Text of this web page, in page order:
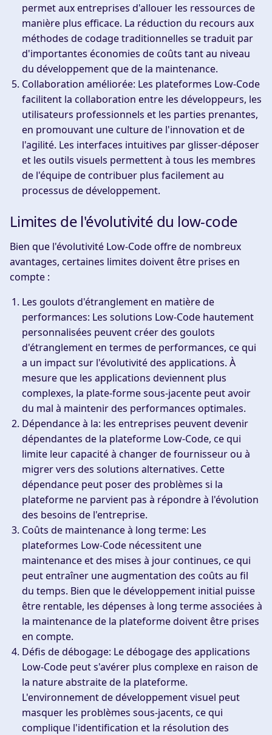
permet aux entreprises d'allouer les ressources de
manière plus efficace. La réduction du recours aux
méthodes de codage traditionnelles se traduit par
d'importantes économies de coûts tant au niveau
du développement que de la maintenance.
Collaboration améliorée: Les plateformes Low-Code
facilitent la collaboration entre les développeurs, les
utilisateurs professionnels et les parties prenantes,
en promouvant une culture de l'innovation et de
l'agilité. Les interfaces intuitives par glisser-déposer
et les outils visuels permettent à tous les membres
de l'équipe de contribuer plus facilement au
processus de développement.
Limites de l'évolutivité du low-code
Bien que l'évolutivité Low-Code offre de nombreux
avantages, certaines limites doivent être prises en
compte :
Les goulots d'étranglement en matière de
performances: Les solutions Low-Code hautement
personnalisées peuvent créer des goulots
d'étranglement en termes de performances, ce qui
a un impact sur l'évolutivité des applications. À
mesure que les applications deviennent plus
complexes, la plate-forme sous-jacente peut avoir
du mal à maintenir des performances optimales.
Dépendance à la: les entreprises peuvent devenir
dépendantes de la plateforme Low-Code, ce qui
limite leur capacité à changer de fournisseur ou à
migrer vers des solutions alternatives. Cette
dépendance peut poser des problèmes si la
plateforme ne parvient pas à répondre à l'évolution
des besoins de l'entreprise.
Coûts de maintenance à long terme: Les
plateformes Low-Code nécessitent une
maintenance et des mises à jour continues, ce qui
peut entraîner une augmentation des coûts au fil
du temps. Bien que le développement initial puisse
être rentable, les dépenses à long terme associées à
la maintenance de la plateforme doivent être prises
en compte.
Défis de débogage: Le débogage des applications
Low-Code peut s'avérer plus complexe en raison de
la nature abstraite de la plateforme.
L'environnement de développement visuel peut
masquer les problèmes sous-jacents, ce qui
complique l'identification et la résolution des